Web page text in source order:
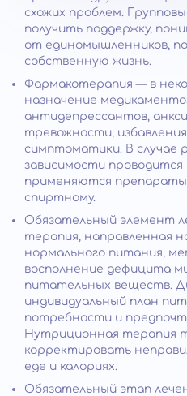
схожих проблем.
получить поддержку,
от единомышленников,
собственную жизнь.
Фармакотерапия — в
назначение
антидепрессантов,
тревожности,
симптоматики. В случае
зависимости проводится
применяются препараты
спиртному.
Обязательный элемент
терапия, направленная
нормального питания,
восполнение дефицита
питательных веществ.
индивидуальный план
потребности и
Нутриционная терапия
корректировать
еде и калориях.
Обязательный этап